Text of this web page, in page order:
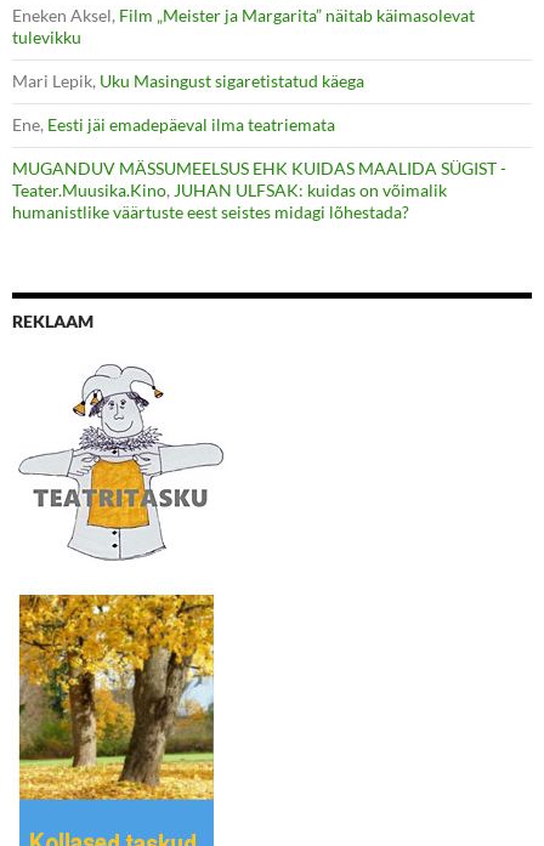
Eneken Aksel, Film „Meister ja Margarita” näitab käimasolevat
tulevikku
Mari Lepik, Uku Masingust sigaretistatud käega
Ene, Eesti jäi emadepäeval ilma teatriemata
MUGANDUV MÄSSUMEELSUS EHK KUIDAS MAALIDA SÜGIST -
Teater.Muusika.Kino, JUHAN ULFSAK: kuidas on võimalik
humanistlike väärtuste eest seistes midagi lõhestada?
REKLAAM